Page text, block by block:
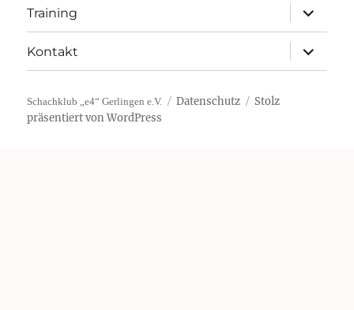
Training
öffnen
Kontakt
öffnen
Schachklub „e4“ Gerlingen e.V. Datenschutz
Stolz
präsentiert von WordPress